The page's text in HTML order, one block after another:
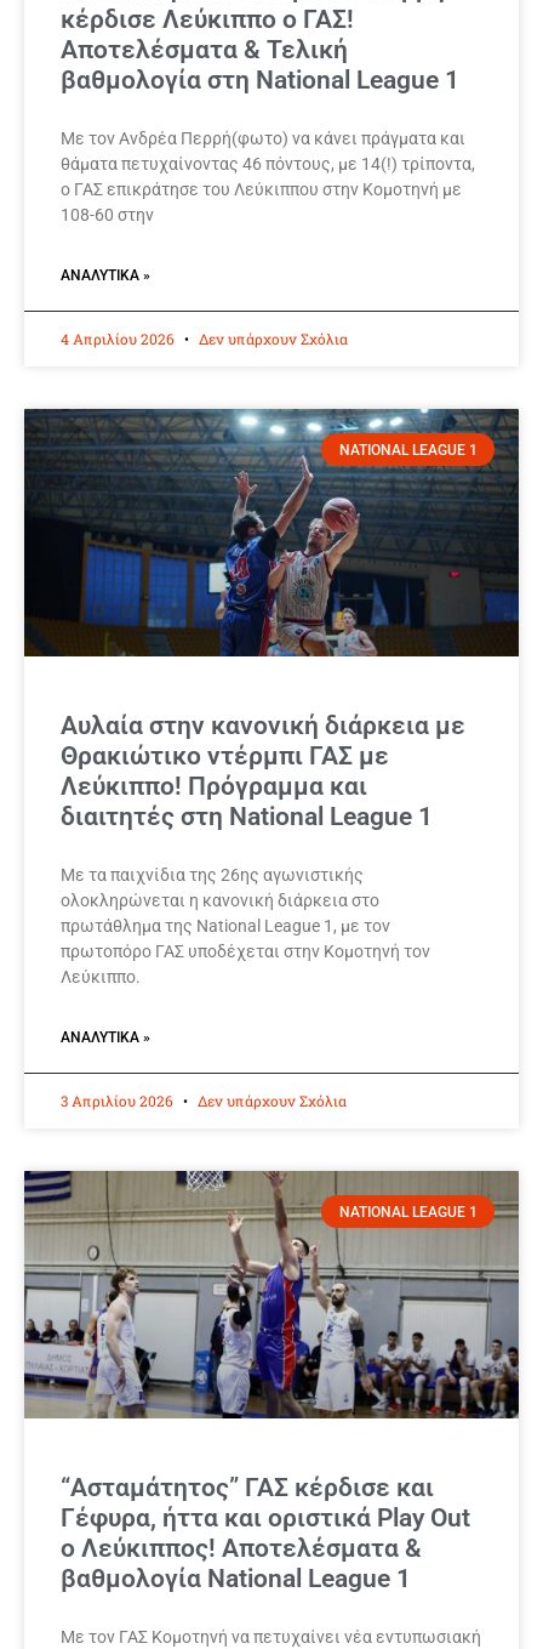
κέρδισε Λεύκιππο ο ΓΑΣ!
Αποτελέσματα & Τελική
βαθμολογία στη National League 1
Με τον Ανδρέα Περρή(φωτο) να κάνει πράγματα και
θάματα πετυχαίνοντας 46 πόντους, με 14(!) τρίποντα,
ο ΓΑΣ επικράτησε του Λεύκιππου στην Κομοτηνή με
108-60 στην
ΑΝΑΛΥΤΙΚΆ »
4 Απριλίου 2026 Δεν υπάρχουν Σχόλια
NATIONAL LEAGUE 1
Αυλαία στην κανονική διάρκεια με
Θρακιώτικο ντέρμπι ΓΑΣ με
Λεύκιππο! Πρόγραμμα και
διαιτητές στη National League 1
Με τα παιχνίδια της 26ης αγωνιστικής
ολοκληρώνεται η κανονική διάρκεια στο
πρωτάθλημα της National League 1, με τον
πρωτοπόρο ΓΑΣ υποδέχεται στην Κομοτηνή τον
Λεύκιππο.
ΑΝΑΛΥΤΙΚΆ »
3 Απριλίου 2026 Δεν υπάρχουν Σχόλια
NATIONAL LEAGUE 1
“Ασταμάτητος” ΓΑΣ κέρδισε και
Γέφυρα, ήττα και οριστικά Play Out
ο Λεύκιππος! Αποτελέσματα &
βαθμολογία National League 1
Με τον ΓΑΣ Κομοτηνή να πετυχαίνει νέα εντυπωσιακή